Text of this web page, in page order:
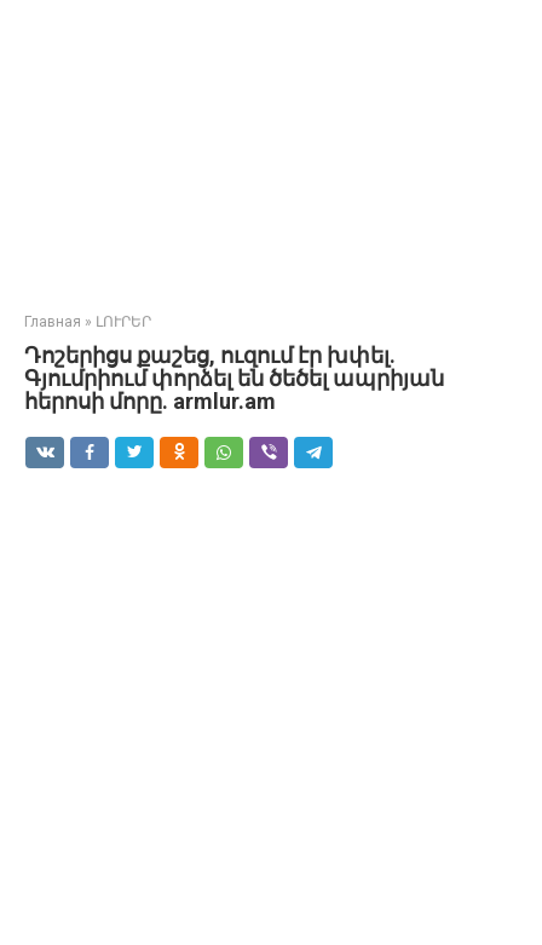
Главная » ԼՈՒՐԵՐ
Դոշերիցս քաշեց, ուզում էր խփել.
Գյումրիում փորձել են ծեծել ապրիյան
հերոսի մորը. armlur.am